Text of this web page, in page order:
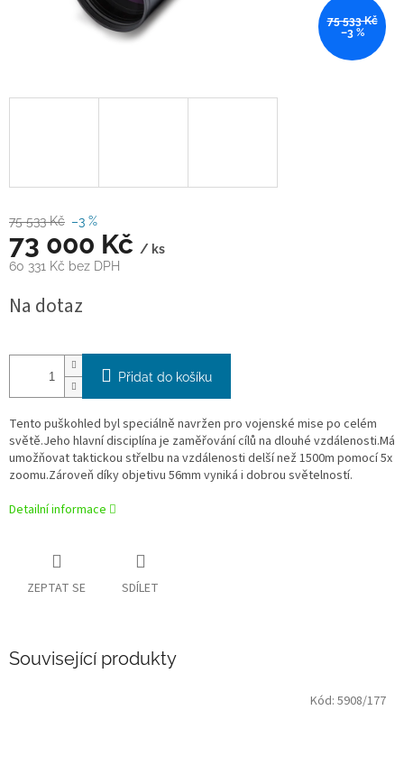
75 533 Kč
–3 %
75 533 Kč –3 %
73 000 Kč / ks
60 331 Kč bez DPH
cena:
Na dotaz
Přidat do košíku
Tento puškohled byl speciálně navržen pro vojenské mise po celém
světě.Jeho hlavní disciplína je zaměřování cílů na dlouhé vzdálenosti.Má
umožňovat taktickou střelbu na vzdálenosti delší než 1500m pomocí 5x
zoomu.Zároveň díky objetivu 56mm vyniká i dobrou světelností.
Detailní informace
ZEPTAT SE SDÍLET
Související produkty
Kód: 5908/177